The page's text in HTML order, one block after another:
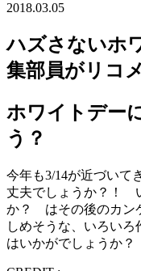
2018.03.05
ハズさないホ
集部員がリコ
ホワイトデー
う？
今年も3/14が近づいて
丈夫でしょうか？！
か？ はその後のカン
しめそうな、いろい
はいかがでしょうか？